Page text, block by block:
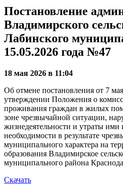
Постановление
Владимирского
Лабинского
15.05.2026 года №47
18 мая 2026 в 11:04
Об отмене постановления от 7
утверждении Положения о
проживания граждан в жилых
зоне чрезвычайной ситуации,
жизнедеятельности и утраты ими
необходимости в результате
муниципального характера на
образования Владимирское
муниципального района
Скачать